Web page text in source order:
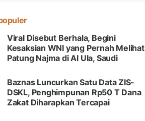
Viral Disebut Berhala, Begini
Kesaksian WNI yang Pernah Melihat
Patung Najma di Al Ula, Saudi
Baznas Luncurkan Satu Data ZIS-
DSKL, Penghimpunan Rp50 T Dana
Zakat Diharapkan Tercapai